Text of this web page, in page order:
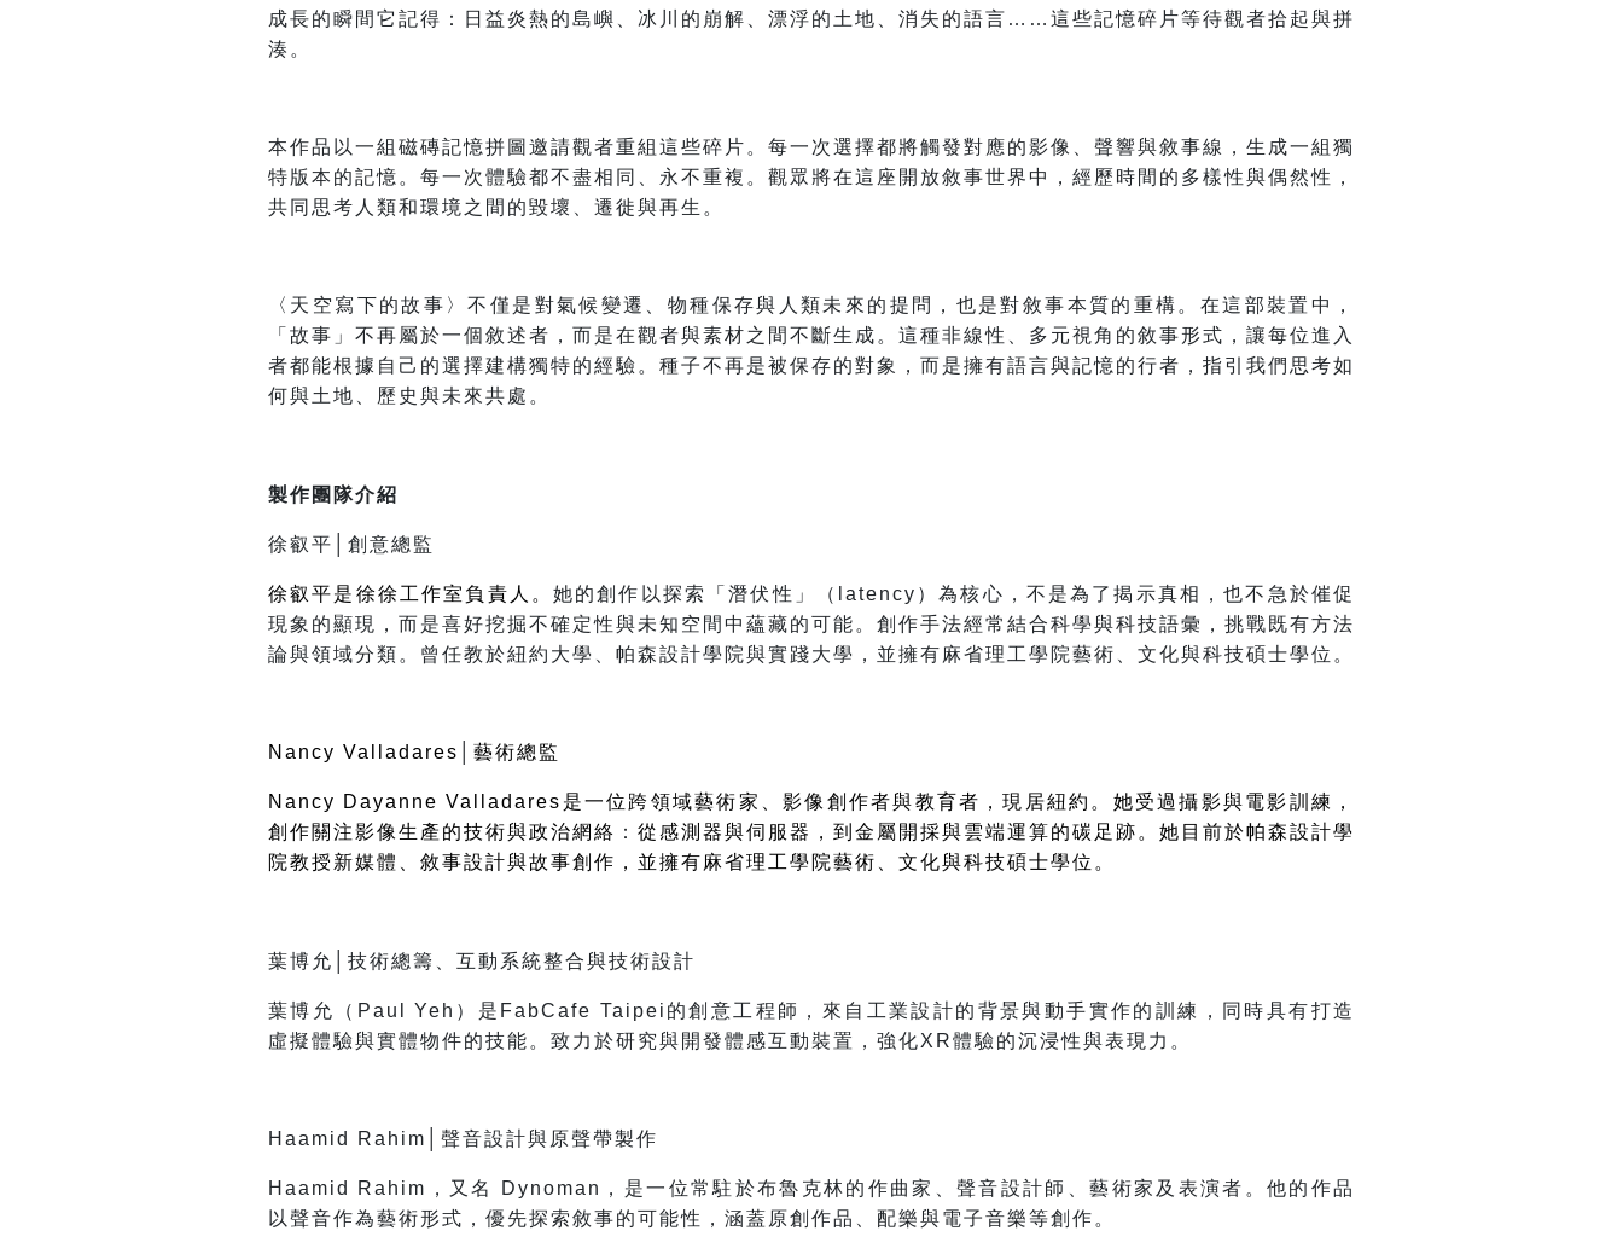
成長的瞬間它記得：日益炎熱的島嶼、冰川的崩解、漂浮的土地、消失的語言……這些記憶碎片等待觀者拾起與拼
湊。
本作品以一組磁磚記憶拼圖邀請觀者重組這些碎片。每一次選擇都將觸發對應的影像、聲響與敘事線，生成一組獨
特版本的記憶。每一次體驗都不盡相同、永不重複。觀眾將在這座開放敘事世界中，經歷時間的多樣性與偶然性，
共同思考人類和環境之間的毀壞、遷徙與再生。
〈天空寫下的故事〉不僅是對氣候變遷、物種保存與人類未來的提問，也是對敘事本質的重構。在這部裝置中，
「故事」不再屬於一個敘述者，而是在觀者與素材之間不斷生成。這種非線性、多元視角的敘事形式，讓每位進入
者都能根據自己的選擇建構獨特的經驗。種子不再是被保存的對象，而是擁有語言與記憶的行者，指引我們思考如
何與土地、歷史與未來共處。
製作團隊介紹
徐叡平│創意總監
徐叡平是徐徐工作室負責人。 她的創作以探索「潛伏性」（latency）為核心，不是為了揭示真相，也不急於催促
現象的顯現，而是喜好挖掘不確定性與未知空間中蘊藏的可能。創作手法經常結合科學與科技語彙，挑戰既有方法
論與領域分類。曾任教於紐約大學、帕森設計學院與實踐大學，並擁有麻省理工學院藝術、文化與科技碩士學位。
Nancy Valladares 藝術總監
Nancy Dayanne Valladares 是一位跨領域藝術家、影像創作者與教育者，現居紐約。她受過攝影與電影訓練，
創作關注影像生產的技術與政治網絡 ： 從感測器與伺服器，到金屬開採與雲端運算的碳足跡。她目前於帕森設計學
院教授新媒體、敘事設計與故事創作，並擁有麻省理工學院藝術、文化與科技碩士學位。
葉博允│技術總籌、互動系統整合與技術設計
葉博允（Paul Yeh）是FabCafe Taipei的創意工程師，來自工業設計的背景與動手實作的訓練，同時具有打造
虛擬體驗與實體物件的技能。致力於研究與開發體感互動裝置，強化XR體驗的沉浸性與表現力。
Haamid Rahim │聲音設計與原聲帶製作
Haamid Rahim ，又名 Dynoman，是一位常駐於布魯克林的作曲家、聲音設計師、藝術家及表演者。他的作品
以聲音作為藝術形式，優先探索敘事的可能性，涵蓋原創作品、配樂與電子音樂等創作。